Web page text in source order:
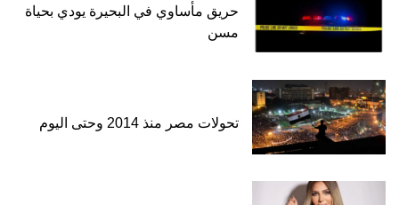
حريق مأساوي في البحيرة يودي بحياة
مسن
تحولات مصر منذ 2014 وحتى اليوم